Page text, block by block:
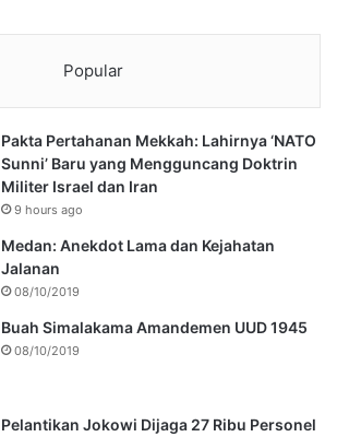
Popular
Pakta Pertahanan Mekkah: Lahirnya ‘NATO
Sunni’ Baru yang Mengguncang Doktrin
Militer Israel dan Iran
9 hours ago
Medan: Anekdot Lama dan Kejahatan
Jalanan
08/10/2019
Buah Simalakama Amandemen UUD 1945
08/10/2019
Pelantikan Jokowi Dijaga 27 Ribu Personel